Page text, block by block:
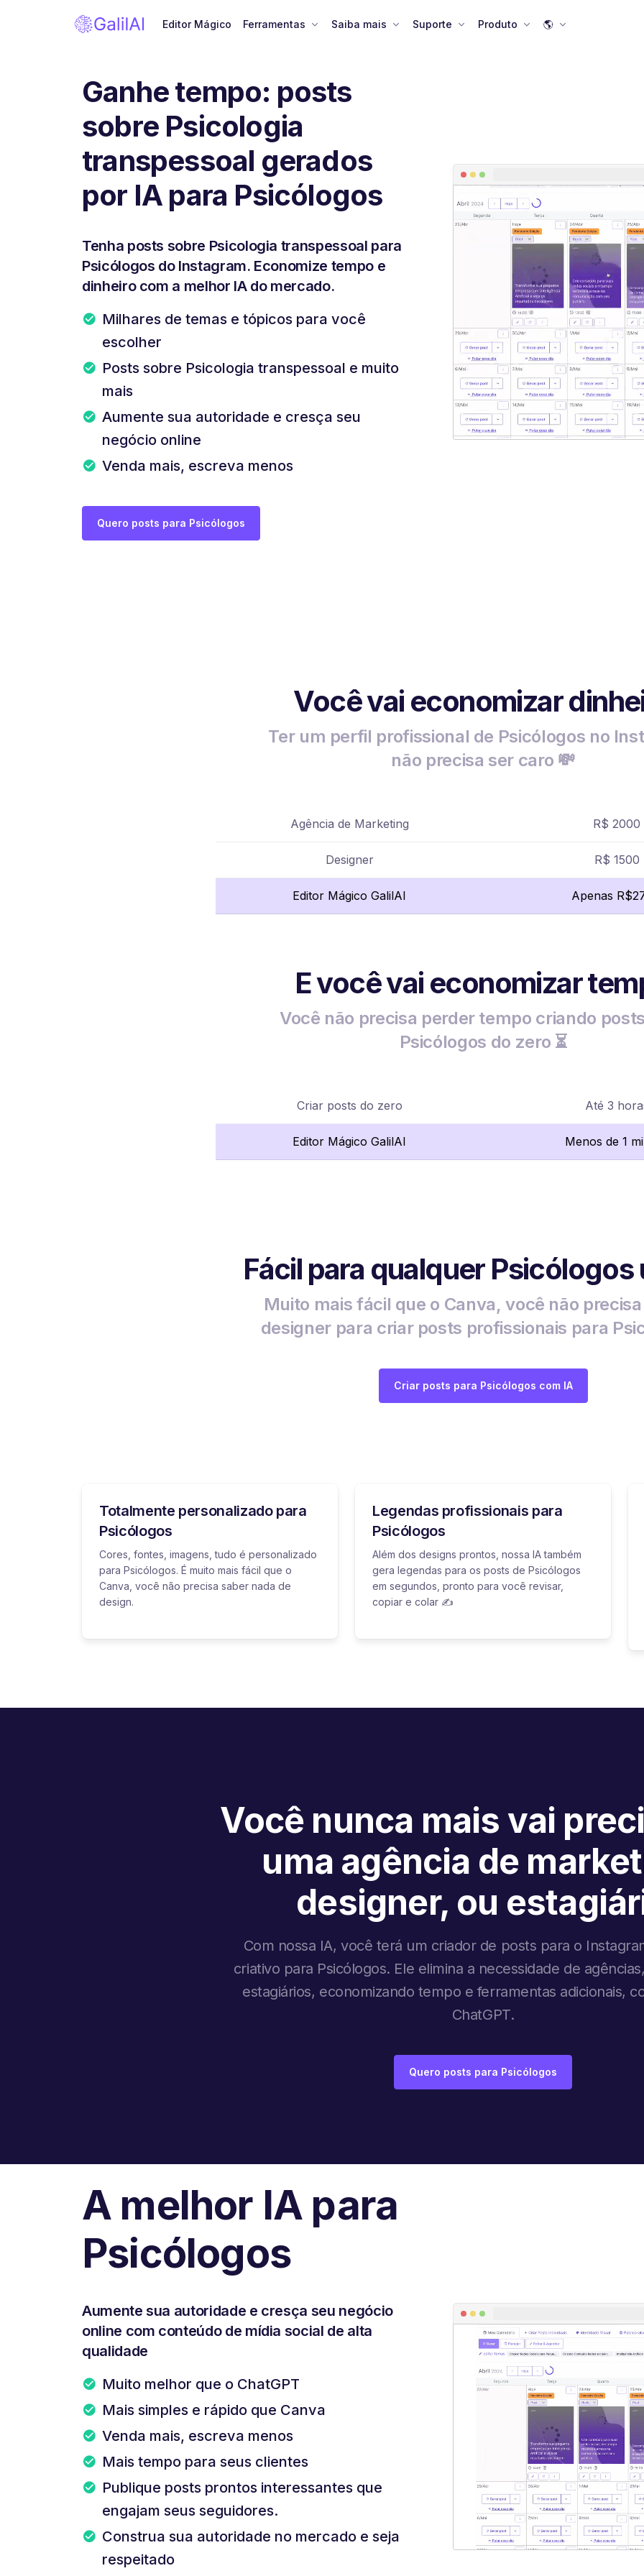
Editor Mágico Ferramentas Saiba mais Suporte Produto 🌎
Ganhe tempo: posts
sobre Psicologia
transpessoal gerados
por IA para Psicólogos
Tenha posts sobre Psicologia transpessoal para
Psicólogos do Instagram. Economize tempo e
dinheiro com a melhor IA do mercado.
Milhares de temas e tópicos para você
escolher
Posts sobre Psicologia transpessoal e muito
mais
Aumente sua autoridade e cresça seu
negócio online
Venda mais, escreva menos
Quero posts para Psicólogos
Você vai economizar
Ter um perfil profissional de Psicólogos no
não precisa ser caro 💸
Agência de Marketing R$ 2000
Designer R$ 1500
Editor Mágico GalilAI Apenas
E você vai economizar
Você não precisa perder tempo criando
Psicólogos do zero ⏳
Criar posts do zero Até 3
Editor Mágico GalilAI Menos de 1
Fácil para qualquer Psicólogos
Muito mais fácil que o Canva, você não
designer para criar posts profissionais para
Criar posts para Psicólogos com IA
Totalmente personalizado para
Psicólogos
Cores, fontes, imagens, tudo é personalizado
para Psicólogos. É muito mais fácil que o
Canva, você não precisa saber nada de
design.
Legendas profissionais para
Psicólogos
Além dos designs prontos, nossa IA também
gera legendas para os posts de Psicólogos
em segundos, pronto para você revisar,
copiar e colar ✍️
Você nunca mais vai
uma agência de
designer, ou
Com nossa IA, você terá um criador de posts para o
criativo para Psicólogos. Ele elimina a necessidade de
estagiários, economizando tempo e ferramentas adicionais,
ChatGPT.
Quero posts para Psicólogos
A melhor IA para
Psicólogos
Aumente sua autoridade e cresça seu negócio
online com conteúdo de mídia social de alta
qualidade
Muito melhor que o ChatGPT
Mais simples e rápido que Canva
Venda mais, escreva menos
Mais tempo para seus clientes
Publique posts prontos interessantes que
engajam seus seguidores.
Construa sua autoridade no mercado e seja
respeitado